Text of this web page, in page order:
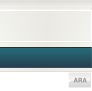
VİDEO GALERİSİ İLETİŞİM